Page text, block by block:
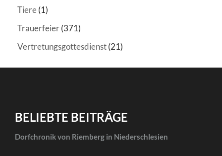
Tiere(1)
Trauerfeier(371)
Vertretungsgottesdienst(21)
BELIEBTE BEITRÄGE
Dorfchronik von Riemberg in Niederschlesien